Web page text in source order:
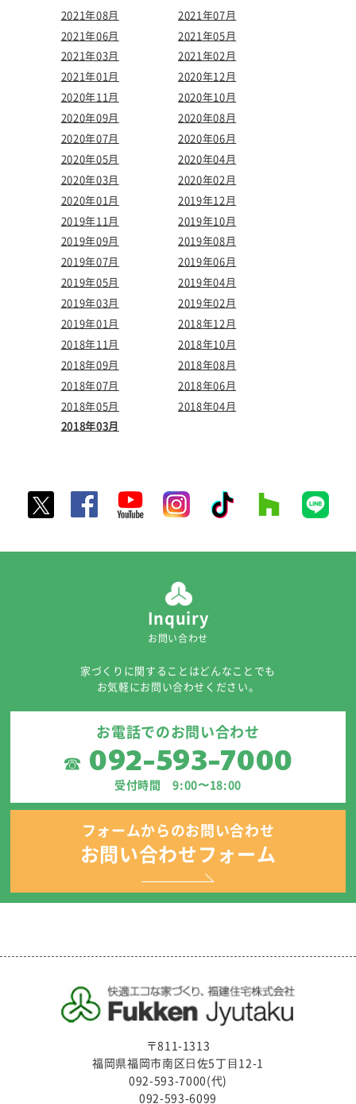
2021年08月
2021年07月
2021年06月
2021年05月
2021年03月
2021年02月
2021年01月
2020年12月
2020年11月
2020年10月
2020年09月
2020年08月
2020年07月
2020年06月
2020年05月
2020年04月
2020年03月
2020年02月
2020年01月
2019年12月
2019年11月
2019年10月
2019年09月
2019年08月
2019年07月
2019年06月
2019年05月
2019年04月
2019年03月
2019年02月
2019年01月
2018年12月
2018年11月
2018年10月
2018年09月
2018年08月
2018年07月
2018年06月
2018年05月
2018年04月
2018年03月
Inquiry
お問い合わせ
家づくりに関することはどんなことでも
お気軽にお問い合わせください。
お電話でのお問い合わせ
☎ 092-593-7000
受付時間 9:00〜18:00
フォームからのお問い合わせ
お問い合わせフォーム
〒811-1313
福岡県福岡市南区⽇佐5丁⽬12-1
092-593-7000(代)
092-593-6099